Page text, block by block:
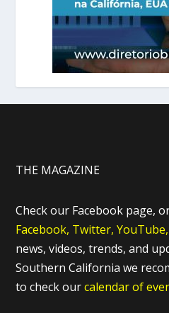
THE MAGAZINE
Check our Facebook page,
Facebook, Twitter, YouTube,
news, videos, trends, and
Southern California we
to check ourcalendar of